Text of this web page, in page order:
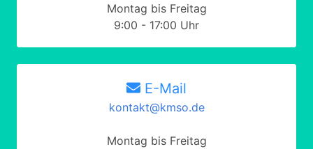
Montag bis Freitag
9:00 - 17:00 Uhr
E-Mail
kontakt@kmso.de
Montag bis Freitag